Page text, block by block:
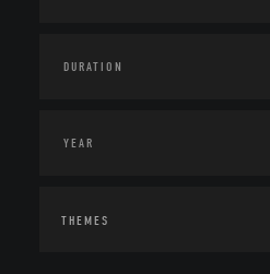
THEMES